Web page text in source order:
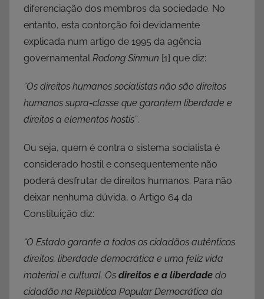
diferenciação dos membros da sociedade. No
entanto, esta contorção foi devidamente
explicada num artigo de 1995 da agência
governamentalRodong Sinmun [1] que diz:
“Os direitos humanos socialistas não são direitos
humanos supra-classe que garantem liberdade e
direitos a elementos hostis”.
Ou seja, quem é contra o sistema socialista é
considerado hostil e consequentemente não
poderá desfrutar de direitos humanos. Para não
deixar nenhuma dúvida, o Artigo 64 da
Constituição diz:
“O Estado garante a todos os cidadãos autênticos
direitos, liberdade democrática e uma feliz vida
material e cultural. Os direitos e a liberdade do
cidadão na República Popular Democrática da